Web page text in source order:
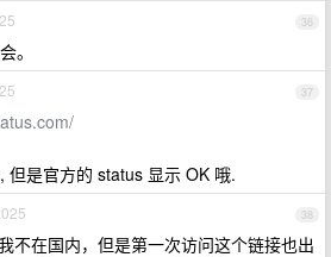
36
。
37
但是官方的 status 显示 OK 哦.
38
不在国内，但是第一次访问这个链接也出